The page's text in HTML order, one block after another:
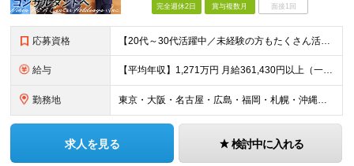
完全週休2日 賞与複数月 面接1回
応募資格 【20代～30代活躍中／未経験の方もたくさん活躍中！】 ■大卒以上 ■2年以上の営業経験（法人個人不問） 機械商社などの専門商社、メーカー、保険などの金融機関出身者が多数活躍中！
給与 【平均年収】1,271万円 月給361,430円以上（一律手当含む）＋インセンティブ ※給与は前職の給与水準、職務経験等を考慮して決定いたします。 ※上記は固定残業代（月50時間分／116,000円
勤務地 東京・大阪・名古屋・広島・福岡・札幌・沖縄のいずれかの拠点に配属 【東京本社】 東京都千代田区丸の内一丁目8番2号 鉃鋼ビルディング24階 【大阪支社】 大阪府大阪市北区角田町8番1号 梅田阪急ビ
求人を見る 検討中に入れる